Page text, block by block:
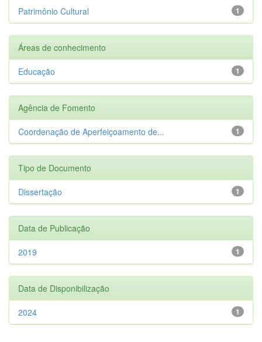
1
Patrimônio Cultural
Áreas de conhecimento
1
Educação
Agência de Fomento
1
Coordenação de Aperfeiçoamento de...
Tipo de Documento
1
Dissertação
Data de Publicação
1
2019
Data de Disponibilização
1
2024